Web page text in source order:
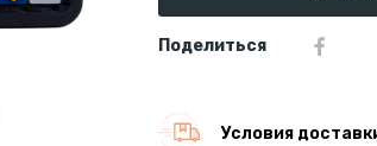
Поделиться
Условия